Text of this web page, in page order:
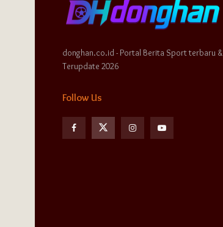
donghan.co.id - Portal Berita Sport terbaru &
Terupdate 2026
Follow Us